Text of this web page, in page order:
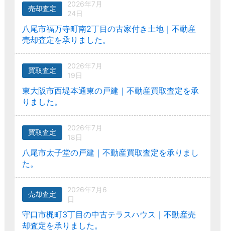
売却査定
2026年7月
24日
八尾市福万寺町南2丁目の古家付き土地｜不動産
売却査定を承りました。
買取査定
2026年7月
19日
東大阪市西堤本通東の戸建｜不動産買取査定を承
りました。
買取査定
2026年7月
18日
八尾市太子堂の戸建｜不動産買取査定を承りまし
た。
売却査定
2026年7月6
日
守口市梶町3丁目の中古テラスハウス｜不動産売
却査定を承りました。